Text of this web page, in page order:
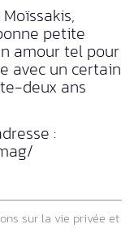
petite
amour tel pour
avec un certain
deux ans
:
sur la vie privée et